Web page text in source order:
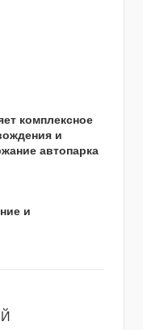
комплексное
и
автопарка
и